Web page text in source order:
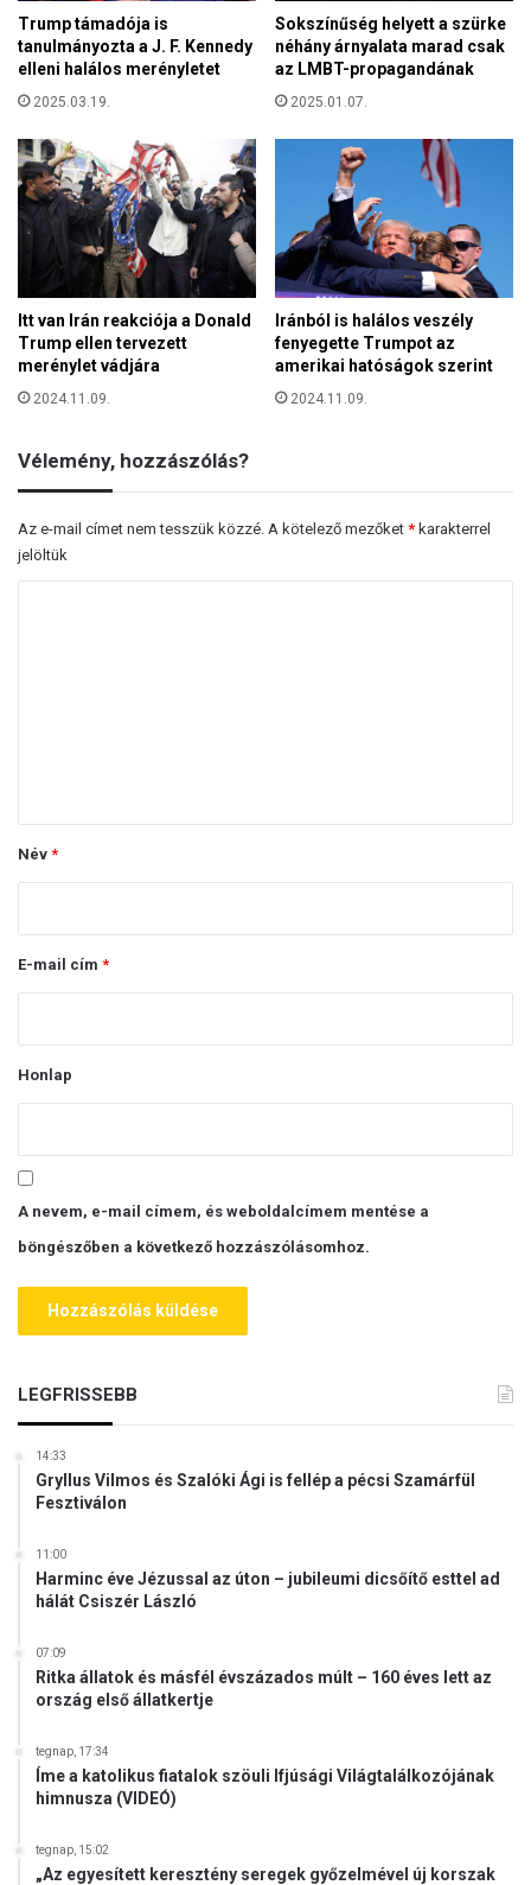
Trump támadója is
tanulmányozta a J. F. Kennedy
elleni halálos merényletet
2025.03.19.
Sokszínűség helyett a szürke
néhány árnyalata marad csak
az LMBT-propagandának
2025.01.07.
Itt van Irán reakciója a Donald
Trump ellen tervezett
merénylet vádjára
2024.11.09.
Iránból is halálos veszély
fenyegette Trumpot az
amerikai hatóságok szerint
2024.11.09.
Vélemény, hozzászólás?
Az e-mail címet nem tesszük közzé. A kötelező mezőket * karakterrel
jelöltük
ó
l
*
Név *
E-mail cím *
Honlap
A nevem, e-mail címem, és weboldalcímem mentése a
böngészőben a következő hozzászólásomhoz.
LEGFRISSEBB
14:33
Gryllus Vilmos és Szalóki Ági is fellép a pécsi Szamárfül
Fesztiválon
11:00
Harminc éve Jézussal az úton – jubileumi dicsőítő esttel ad
hálát Csiszér László
07:09
Ritka állatok és másfél évszázados múlt – 160 éves lett az
ország első állatkertje
tegnap, 17:34
Íme a katolikus fiatalok szöuli Ifjúsági Világtalálkozójának
himnusza (VIDEÓ)
tegnap, 15:02
„Az egyesített keresztény seregek győzelmével új korszak